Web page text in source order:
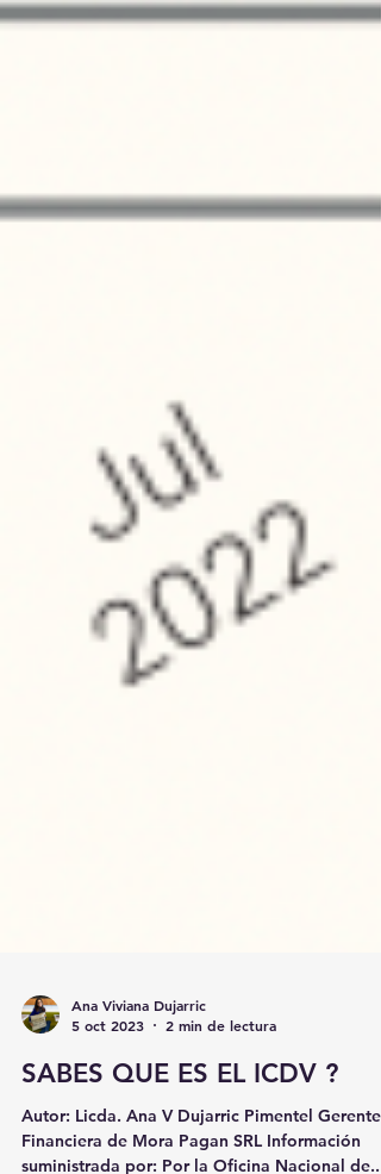
Ana Viviana Dujarric
SABES QUE ES EL ICDV ?
Autor: Licda. Ana V Dujarric Pimentel Gerente